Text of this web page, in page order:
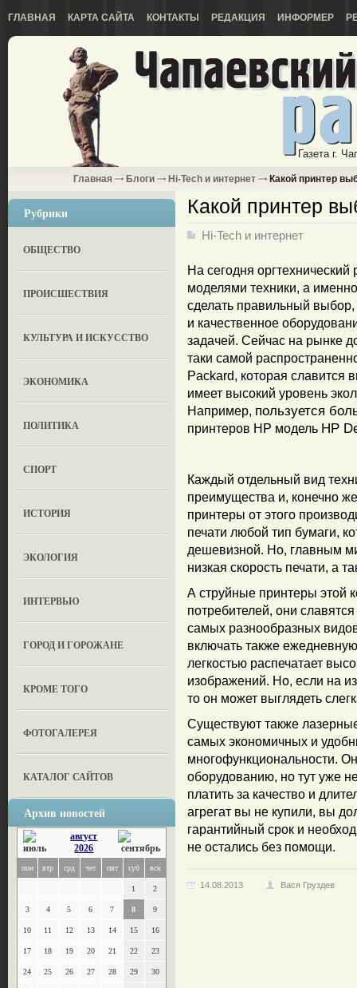
ГЛАВНАЯ КАРТА САЙТА КОНТАКТЫ РЕДАКЦИЯ ИНФОРМЕР
Газета г.
Главная Блоги Hi-Tech и интернет Какой принтер
Рубрики
ОБЩЕСТВО
ПРОИСШЕСТВИЯ
КУЛЬТУРА И ИСКУССТВО
ЭКОНОМИКА
ПОЛИТИКА
СПОРТ
ИСТОРИЯ
ЭКОЛОГИЯ
ИНТЕРВЬЮ
ГОРОД И ГОРОЖАНЕ
КРОМЕ ТОГО
ФОТОГАЛЕРЕЯ
КАТАЛОГ САЙТОВ
Архив новостей
август
2026
пон втр срд чет пят суб вск
1 2
3 4 5 6 7 8 9
10 11 12 13 14 15 16
17 18 19 20 21 22 23
24 25 26 27 28 29 30
Какой принтер
Hi-Tech и интернет
На сегодня
моделями техники, а
сделать правильный выбор,
и качественное
задачей. Сейчас на рынке
таки самой
Packard, которая славится
имеет высокий уровень
Например, пользуется
принтеров HP модель HP
Каждый отдельный вид
преимущества и, конечно
принтеры от этого
печати любой тип бумаги,
дешевизной. Но, главным
низкая скорость печати, а
А струйные принтеры этой
потребителей, они
самых разнообразных
включать также
легкостью распечатает
изображений. Но, если на
то он может выглядеть
Существуют также
самых экономичных и
многофункциональности.
оборудованию, но тут уже
платить за качество и
агрегат вы не купили, вы
гарантийный срок и
не остались без помощи.
14.08.2013 Вася Груздев